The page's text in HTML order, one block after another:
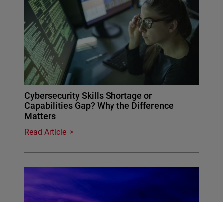
Cybersecurity Skills Shortage or
Capabilities Gap? Why the Difference
Matters
Read Article